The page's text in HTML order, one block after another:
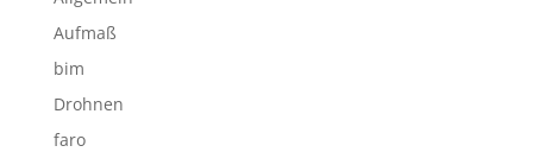
Aufmaß
bim
Drohnen
faro